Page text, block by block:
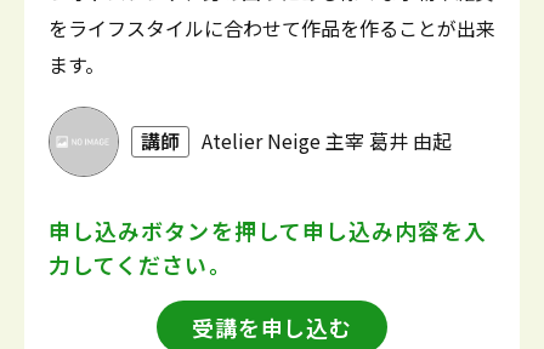
をライフスタイルに合わせて作品を作ることが出来
ます。
講師 Atelier Neige 主宰 葛井 由起
申し込みボタンを押して申し込み内容を入
力してください。
受講を申し込む